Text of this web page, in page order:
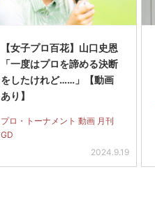
【女子プロ百花】山口史恩
「一度はプロを諦める決断
をしたけれど……」【動画
あり】
プロ・トーナメント 動画 月刊
GD
2024.9.19